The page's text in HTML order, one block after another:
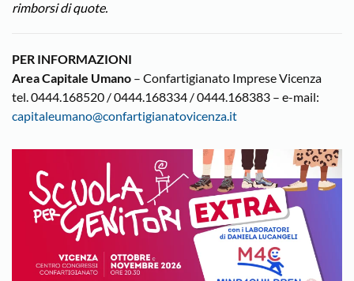
rimborsi di quote.
PER INFORMAZIONI
Area Capitale Umano – Confartigianato Imprese Vicenza
tel. 0444.168520 / 0444.168334 / 0444.168383 – e-mail:
capitaleumano@confartigianatovicenza.it